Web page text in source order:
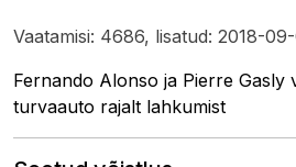
Vaatamisi: 4686, lisatud: 2018-
Fernando Alonso ja Pierre Gasly
turvaauto rajalt lahkumist